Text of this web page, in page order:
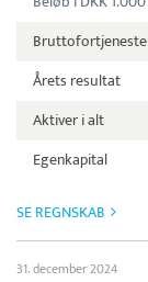
Bruttofortjeneste
Årets resultat
Aktiver i alt
Egenkapital
SE REGNSKAB
31. december 2024